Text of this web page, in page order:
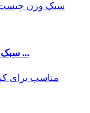
ماژول خورشیدی BIPV سبک وزن چیست و ...